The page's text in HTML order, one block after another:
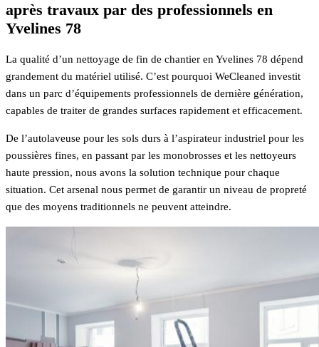
après travaux par des professionnels en
Yvelines 78
La qualité d’un nettoyage de fin de chantier en Yvelines 78 dépend
grandement du matériel utilisé. C’est pourquoi WeCleaned investit
dans un parc d’équipements professionnels de dernière génération,
capables de traiter de grandes surfaces rapidement et efficacement.
De l’autolaveuse pour les sols durs à l’aspirateur industriel pour les
poussières fines, en passant par les monobrosses et les nettoyeurs
haute pression, nous avons la solution technique pour chaque
situation. Cet arsenal nous permet de garantir un niveau de propreté
que des moyens traditionnels ne peuvent atteindre.